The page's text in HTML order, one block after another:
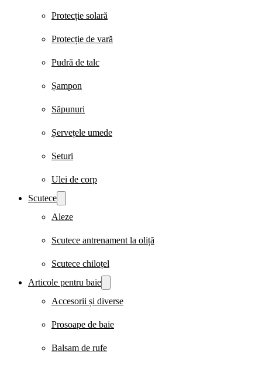
Protecție solară
Protecție de vară
Pudră de talc
Șampon
Săpunuri
Șervețele umede
Seturi
Ulei de corp
Scutece
Aleze
Scutece antrenament la oliță
Scutece chiloțel
Articole pentru baie
Accesorii și diverse
Prosoape de baie
Balsam de rufe